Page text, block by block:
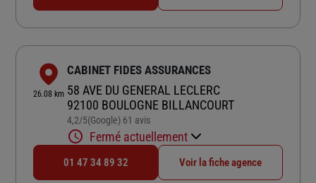
26.08 km
CABINET FIDES ASSURANCES
58 AVE DU GENERAL LECLERC
92100 BOULOGNE BILLANCOURT
4,2/5Note de 4.2 sur 5
(Google) 61 avis
Fermé actuellement
01 47 34 89 32 Voir la fiche agence